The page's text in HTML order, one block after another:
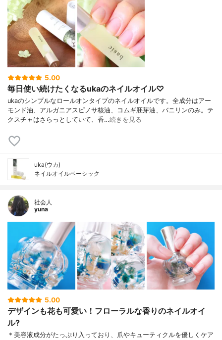
5.00
毎日使い続けたくなるukaのネイルオイル♡
ukaのシンプルなロールオンタイプのネイルオイルです。全成分はアー
モンド油、アルガニアスピノサ核油、コムギ胚芽油、バニリンのみ。テ
クスチャはさらっとしていて、香…続きを見る
uka(ウカ)
ネイルオイルベーシック
社会人
yuna
5.00
デザインも花も可愛い！フローラルな香りのネイルオイ
ル?
＊美容液成分がたっぷり入っており、爪やキューティクルを優しくケア